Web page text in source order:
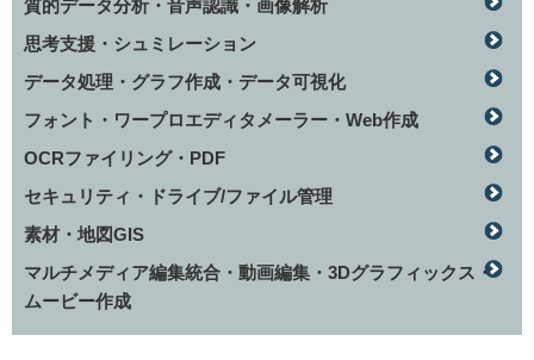
質的データ分析・音声認識・画像解析
思考支援・シュミレーション
データ処理・グラフ作成・データ可視化
フォント・ワープロエディタメーラー・Web作成
OCRファイリング・PDF
セキュリティ・ドライブ/ファイル管理
素材・地図GIS
マルチメディア編集統合・動画編集・3Dグラフィックス・
ムービー作成